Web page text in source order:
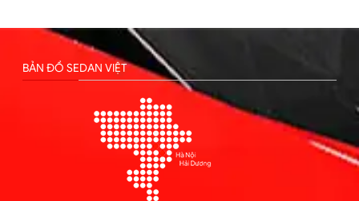
BẢN ĐỒ SEDAN VIỆT